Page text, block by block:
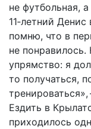
не футбольная,
11‑летний
помню, что в
не
упрямство: я
то получаться,
Ездить в
приходилось